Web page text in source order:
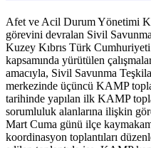
Afet ve Acil Durum Yönetimi
görevini devralan Sivil Savunma
Kuzey Kıbrıs Türk
kapsamında yürütülen
amacıyla, Sivil Savunma
merkezinde üçüncü KAMP
tarihinde yapılan ilk KAMP
sorumluluk alanlarına ilişkin
Mart Cuma günü ilçe
koordinasyon toplantıları